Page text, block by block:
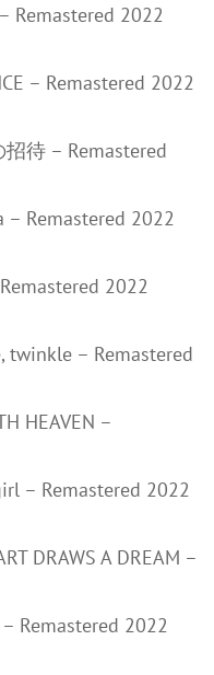
Remastered 2022
– Remastered 2022
招待 – Remastered
– Remastered 2022
2022
twinkle – Remastered
HEAVEN –
– Remastered 2022
DRAWS A DREAM –
Remastered 2022